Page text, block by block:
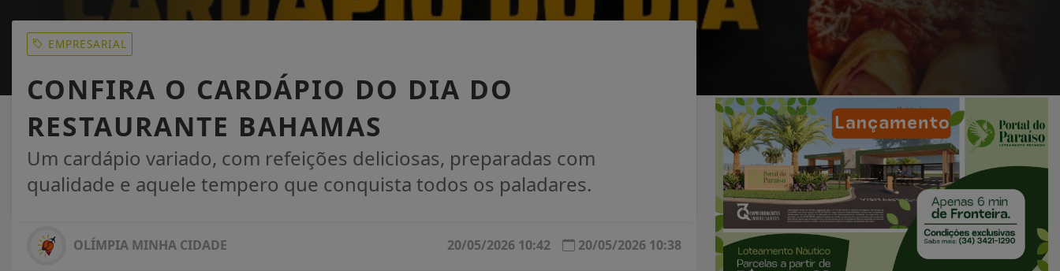
EMPRESARIAL
CONFIRA O CARDÁPIO DO DIA DO
RESTAURANTE BAHAMAS
Um cardápio variado, com refeições deliciosas, preparadas com
qualidade e aquele tempero que conquista todos os paladares.
OLÍMPIA MINHA CIDADE 20/05/2026 10:38
20/05/2026 10:42